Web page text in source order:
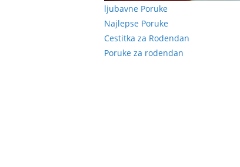
ljubavne Poruke
Najlepse Poruke
Cestitka za Rodendan
Poruke za rodendan